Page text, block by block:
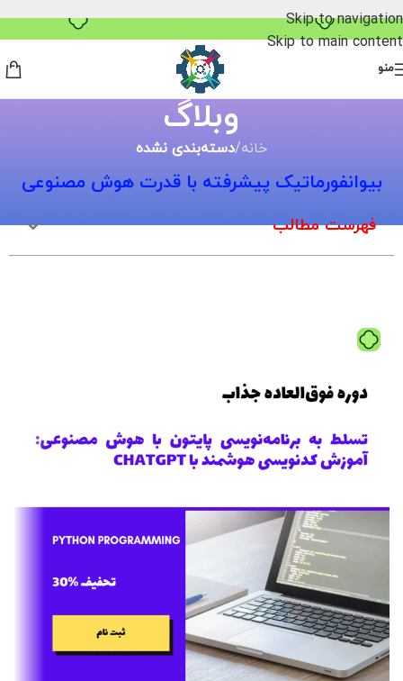
خرید قسطی با ترب‌پی
Skip to navigation
Skip to main content
منو
وبلاگ
خانه/دسته‌بندی نشده
بیوانفورماتیک پیشرفته با قدرت هوش مصنوعی
فهرست مطالب